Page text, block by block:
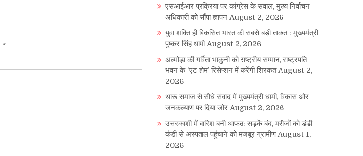
*
एसआईआर प्रक्रिया पर कांग्रेस के सवाल, मुख्य निर्वाचन
अधिकारी को सौंपा ज्ञापन August 2, 2026
युवा शक्ति ही विकसित भारत की सबसे बड़ी ताकत : मुख्यमंत्री
पुष्कर सिंह धामी August 2, 2026
अल्मोड़ा की गर्विता भाकुनी को राष्ट्रीय सम्मान, राष्ट्रपति
भवन के ‘एट होम’ रिसेप्शन में करेंगी शिरकत August 2,
2026
थारू समाज से सीधे संवाद में मुख्यमंत्री धामी, विकास और
जनकल्याण पर दिया जोर August 2, 2026
उत्तरकाशी में बारिश बनी आफत: सड़कें बंद, मरीजों को डंडी-
कंडी से अस्पताल पहुंचाने को मजबूर ग्रामीण August 1,
2026